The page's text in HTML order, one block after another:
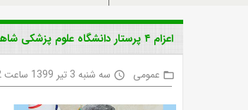
اعزام ۴ پرستار دانشگاه علوم پزشکی شاهرود به استان خوزستان
folder_open عمومی access_time سه شنبه 3 تیر 1399 ساعت 8:52